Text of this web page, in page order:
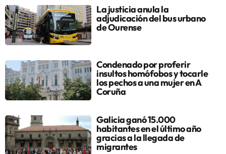
La justicia anula la
adjudicación del bus urbano
de Ourense
Condenado por proferir
insultos homófobos y tocarle
los pechos a una mujer en A
Coruña
Galicia ganó 15.000
habitantes en el último año
gracias a la llegada de
migrantes